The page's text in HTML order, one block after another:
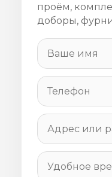
проём,
доборы,